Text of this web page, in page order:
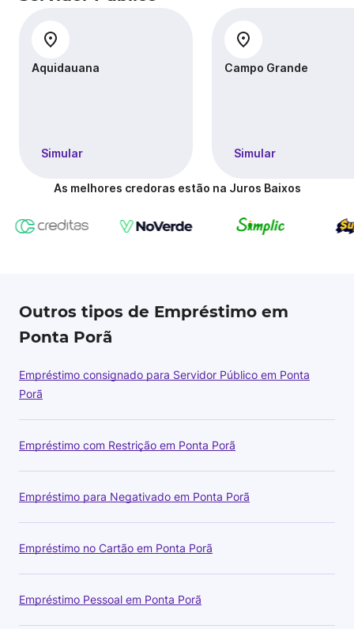
Aquidauana
Simular
Campo Grande
Simular
As melhores credoras estão na Juros Baixos
Outros tipos de Empréstimo em
Ponta Porã
Empréstimo consignado para Servidor Público em Ponta
Porã
Empréstimo com Restrição em Ponta Porã
Empréstimo para Negativado em Ponta Porã
Empréstimo no Cartão em Ponta Porã
Empréstimo Pessoal em Ponta Porã